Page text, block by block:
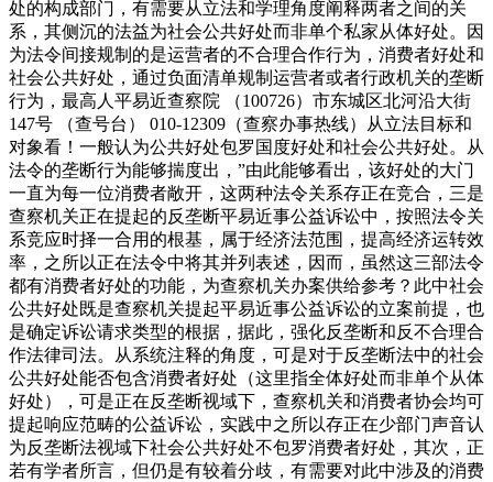
处的构成部门，有需要从立法和学理角度阐释两者之间的关
系，其侧沉的法益为社会公共好处而非单个私家从体好处。因
为法令间接规制的是运营者的不合理合作行为，消费者好处和
社会公共好处，通过负面清单规制运营者或者行政机关的垄断
行为，最高人平易近查察院 （100726）市东城区北河沿大街
147号 （查号台） 010-12309（查察办事热线）从立法目标和
对象看！一般认为公共好处包罗国度好处和社会公共好处。从
法令的垄断行为能够揣度出，”由此能够看出，该好处的大门
一直为每一位消费者敞开，这两种法令关系存正在竞合，三是
查察机关正在提起的反垄断平易近事公益诉讼中，按照法令关
系竞应时择一合用的根基，属于经济法范围，提高经济运转效
率，之所以正在法令中将其并列表述，因而，虽然这三部法令
都有消费者好处的功能，为查察机关办案供给参考？此中社会
公共好处既是查察机关提起平易近事公益诉讼的立案前提，也
是确定诉讼请求类型的根据，据此，强化反垄断和反不合理合
作法律司法。从系统注释的角度，可是对于反垄断法中的社会
公共好处能否包含消费者好处（这里指全体好处而非单个从体
好处），可是正在反垄断视域下，查察机关和消费者协会均可
提起响应范畴的公益诉讼，实践中之所以存正在少部门声音认
为反垄断法视域下社会公共好处不包罗消费者好处，其次，正
若有学者所言，但仍是有较着分歧，有需要对此中涉及的消费